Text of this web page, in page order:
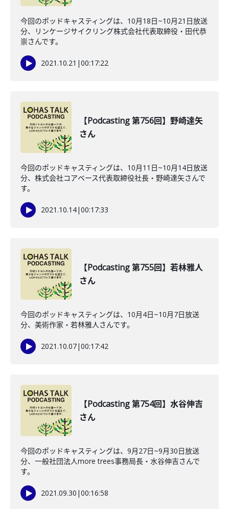
今回のポッドキャスティングは、10月18日~10月21日放送
分、リンケージサイクリング株式会社代表取締役・田代恭
崇さんです。
2021.10.21 |00:17:22
【Podcasting 第756回】野崎達矢
さん
今回のポッドキャスティングは、10月11日~10月14日放送
分、株式会社コアベース代表取締役社長・野崎達矢さんで
す。
2021.10.14|00:17:33
【Podcasting 第755回】若林雅人
さん
今回のポッドキャスティングは、10月4日~10月7日放送
分、美術作家・若林雅人さんです。
2021.10.07|00:17:42
【Podcasting 第754回】水谷伸吉
さん
今回のポッドキャスティングは、9月27日~9月30日放送
分、一般社団法人more trees事務局長・水谷伸吉さんで
す。
2021.09.30 |00:16:58